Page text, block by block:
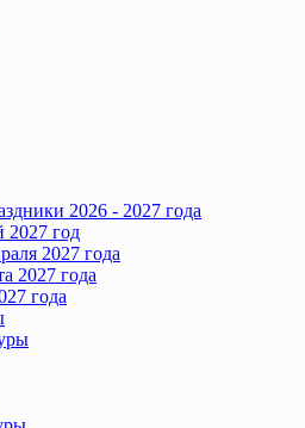
2026 - 2027 года
год
2027 года
2027 года
года